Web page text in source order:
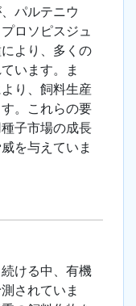
パルテニウ
ロソピスジュ
より、多くの
います。ま
り、飼料生産
。これらの要
子市場の成長
を与えていま
ける中、有機
されていま